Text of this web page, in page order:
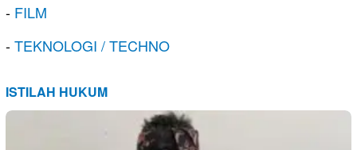
- FILM
-TEKNOLOGI / TECHNO
ISTILAH HUKUM